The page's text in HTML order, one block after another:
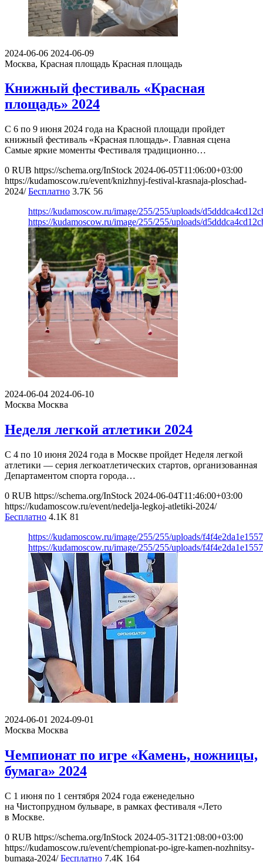
2024-06-06 2024-06-09
Москва, Красная площадь Красная площадь
Книжный фестиваль «Красная
площадь» 2024
С 6 по 9 июня 2024 года на Красной площади пройдет
книжный фестиваль «Красная площадь». Главная сцена
Самые яркие моменты Фестиваля традиционно…
0 RUB https://schema.org/InStock 2024-06-05T11:06:00+03:00
https://kudamoscow.ru/event/knizhnyj-festival-krasnaja-ploschad-
2024/ Бесплатно 3.7K 56
https://kudamoscow.ru/image/255/255/uploads/
https://kudamoscow.ru/image/255/255/uploads/
2024-06-04 2024-06-10
Москва Москва
Неделя легкой атлетики 2024
С 4 по 10 июня 2024 года в Москве пройдет Неделя легкой
атлетики — серия легкоатлетических стартов, организованная
Департаментом спорта города…
0 RUB https://schema.org/InStock 2024-06-04T11:46:00+03:00
https://kudamoscow.ru/event/nedelja-legkoj-atletiki-2024/
Бесплатно 4.1K 81
https://kudamoscow.ru/image/255/255/uploads/
https://kudamoscow.ru/image/255/255/uploads/
2024-06-01 2024-09-01
Москва Москва
Чемпионат по игре «Камень, ножницы,
бумага» 2024
С 1 июня по 1 сентября 2024 года еженедельно
на Чистопрудном бульваре, в рамках фестиваля «Лето
в Москве.
0 RUB https://schema.org/InStock 2024-05-31T21:08:00+03:00
https://kudamoscow.ru/event/chempionat-po-igre-kamen-nozhnitsy-
bumaga-2024/ Бесплатно 7.4K 164